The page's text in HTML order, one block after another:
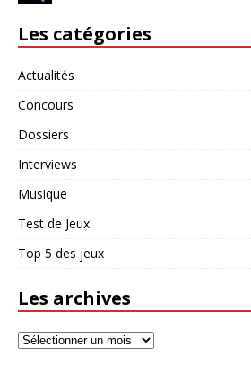
Les catégories
Actualités
Concours
Dossiers
Interviews
Musique
Test de Jeux
Top 5 des jeux
Les archives